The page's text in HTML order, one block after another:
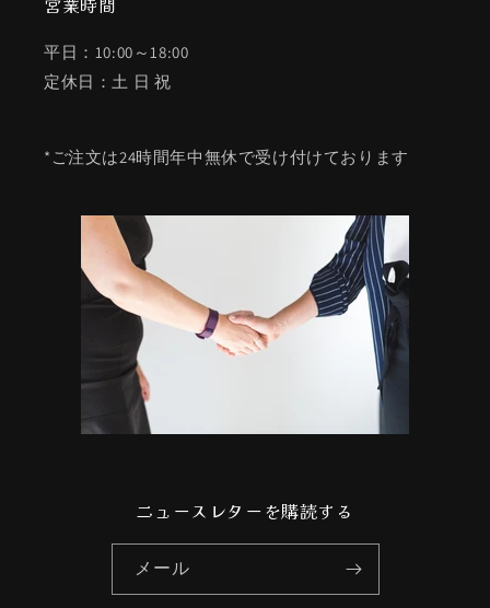
平日：10:00～18:00
定休日：土 日 祝
*ご注文は24時間年中無休で受け付けております
ニュースレターを購読する
メール